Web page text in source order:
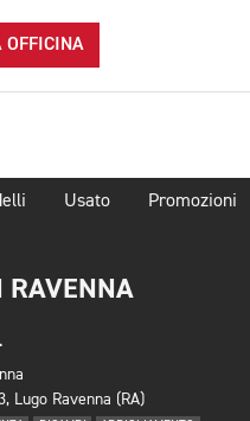
OFFICINA
Usato Promozioni
RAVENNA
Lugo Ravenna (RA)